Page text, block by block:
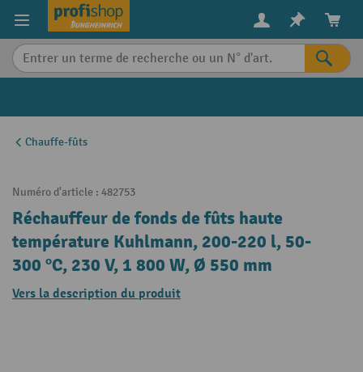
content
Chauffe-fûts
Numéro d'article : 482753
Réchauffeur de fonds de fûts haute
température Kuhlmann, 200-220 l, 50-
300 ºC, 230 V, 1 800 W, Ø 550 mm
Vers la description du produit